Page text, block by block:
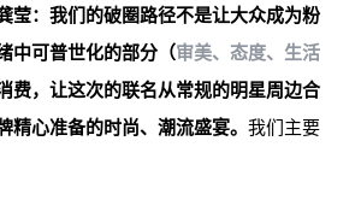
莹：我们的破圈路径不是让大众成为粉
中可普世化的部分（审美、态度、生活
费，让这次的联名从常规的明星周边合
精心准备的时尚、潮流盛宴。 我们主要